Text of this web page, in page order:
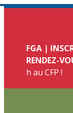
Aller
FGA |
RENDEZ-
h au CFP !